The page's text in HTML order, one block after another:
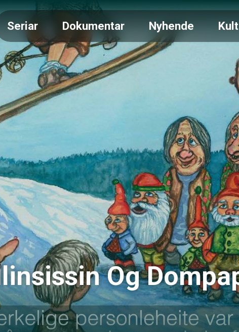
Seriar Dokumentar Nyhende
Og